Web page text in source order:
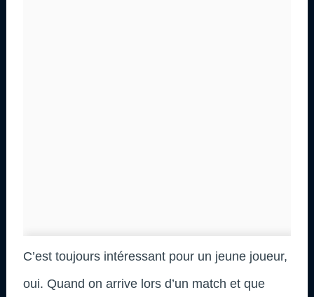
C’est toujours intéressant pour un jeune joueur,
oui. Quand on arrive lors d’un match et que